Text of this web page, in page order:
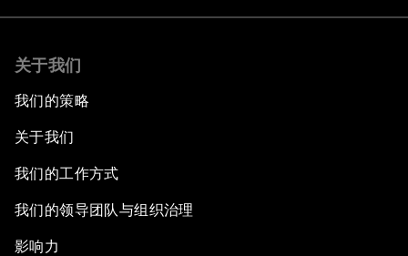
关于我们
我们的策略
关于我们
我们的工作方式
我们的领导团队与组织治理
影响力